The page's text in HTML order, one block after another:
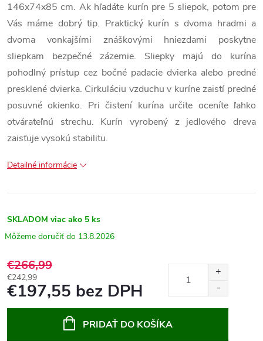
146x74x85 cm. Ak hľadáte kurín pre 5 sliepok, potom pre
Vás máme dobrý tip. Praktický kurín s dvoma hradmi a
dvoma vonkajšími znáškovými hniezdami poskytne
sliepkam bezpečné zázemie. Sliepky majú do kurína
pohodlný prístup cez bočné padacie dvierka alebo predné
presklené dvierka. Cirkuláciu vzduchu v kuríne zaistí predné
posuvné okienko. Pri čistení kurína určite oceníte ľahko
otvárateľnú strechu. Kurín vyrobený z jedlového dreva
zaisťuje vysokú stabilitu.
Detailné informácie
SKLADOM viac ako 5 ks
13.8.2026
€266,99
€242,99
€197,55 bez DPH
PRIDAŤ DO KOŠÍKA